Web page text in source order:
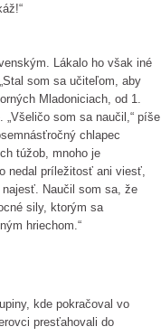
Lákalo ho však iné
som sa učiteľom, aby
Mladoniciach, od 1.
som sa naučil,“ píše
chlapec
túžob, mnoho je
nedal príležitosť ani viesť,
Naučil som sa, že
sily, ktorým sa
hriechom.“
kde pokračoval vo
presťahovali do